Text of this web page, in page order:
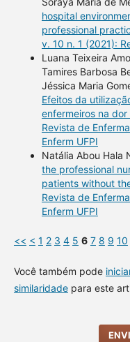
hospital
professional
v. 10 n. 1 (2021):
Luana Teixeira
Tamires Barbosa
Jéssica Maria
Efeitos da
enfermeiros na
Revista de
Enferm UFPI
Natália Abou Hala
the professional
patients without
Revista de
Enferm UFPI
<< < 1 2 3 4 5 6 7 8 9 10
Você também pode
similaridadepara este